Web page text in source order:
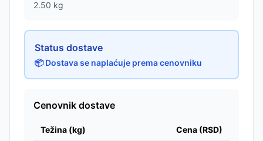
2.50 kg
Status dostave
📦 Dostava se naplaćuje prema cenovniku
Cenovnik dostave
Težina (kg) Cena (RSD)